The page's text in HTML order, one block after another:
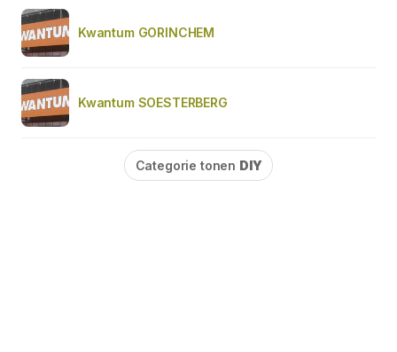
Kwantum GORINCHEM
Kwantum SOESTERBERG
Categorie tonen DIY